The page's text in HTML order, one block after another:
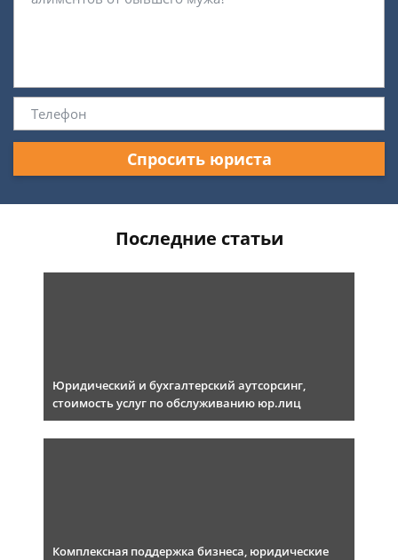
Спросить юриста
Последние статьи
Юридический и бухгалтерский аутсорсинг,
стоимость услуг по обслуживанию юр.лиц
Комплексная поддержка бизнеса, юридические